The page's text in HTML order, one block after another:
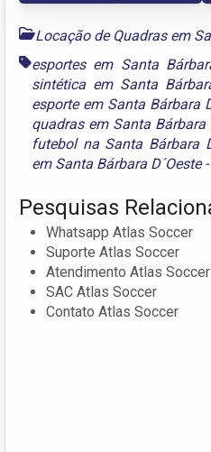
Locação de Quadras em
esportes em Santa
sintética em Santa
esporte em Santa Bárbara
quadras em Santa Bárbara
futebol na Santa Bárbara
em Santa Bárbara D´Oeste
Pesquisas
Whatsapp Atlas Soccer
Suporte Atlas Soccer
Atendimento Atlas Soccer
SAC Atlas Soccer
Contato Atlas Soccer